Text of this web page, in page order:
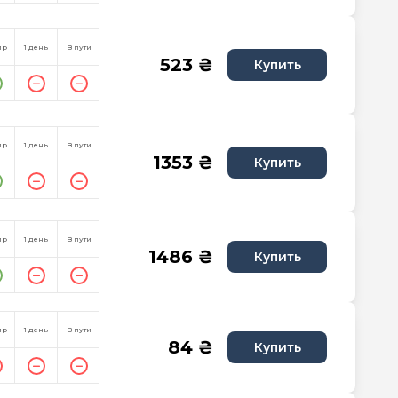
1 день В пути
523 ₴ Купить
1 день В пути
1353 ₴ Купить
1 день В пути
1486 ₴ Купить
1 день В пути
84 ₴ Купить